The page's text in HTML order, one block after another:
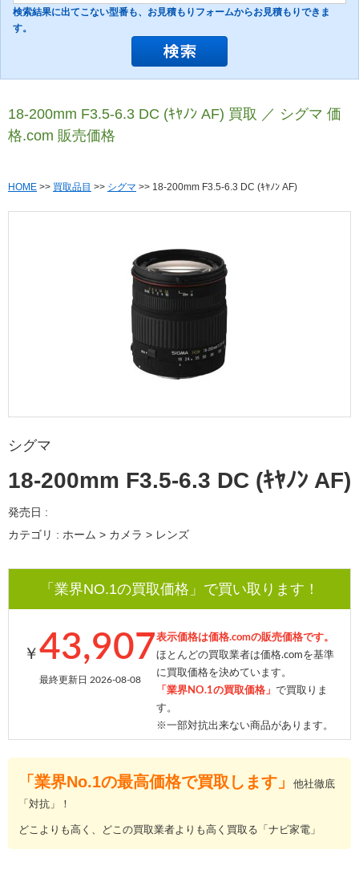
検索結果に出てこない型番も、お見積もりフォームからお見積もりできま
す。
18-200mm F3.5-6.3 DC (ｷﾔﾉﾝ AF) 買取 ／ シグマ 価
格.com 販売価格
HOME >> 買取品目 >> シグマ >> 18-200mm F3.5-6.3 DC (ｷﾔﾉﾝ AF)
シグマ
18-200mm F3.5-6.3 DC (ｷﾔﾉﾝ AF)
発売日 :
カテゴリ : ホーム > カメラ > レンズ
「業界NO.1の買取価格」で買い取ります！
￥ 43,907
最終更新日 2026-08-08
表示価格は価格.comの販売価格です。
ほとんどの買取業者は価格.comを基準
に買取価格を決めています。
「業界NO.1の買取価格」 で買取りま
す。
※一部対抗出来ない商品があります。
「業界No.1の最高価格で買取します」
他社徹底
「対抗」！
どこよりも高く、どこの買取業者よりも高く買取る「ナビ家電」